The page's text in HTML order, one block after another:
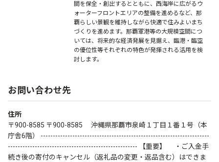
間を保全・創出するとともに、西海岸に広がるウ
ォーターフロントエリアの整備を進めるなど、那
覇らしい景観を維持しながら快適で住みよいまち
づくりを進めます。那覇軍港等の大規模空間につ
いては、将来的な経済発展を見据え、臨港・臨空
の優位性等それぞれの特色が発揮される活用を検
討します。
お問い合わせ先
住所
〒900-8585 〒900-8585 沖縄県那覇市泉崎１丁目１番１号（本
庁舎6階） ---------------------------------------------------------------------
----------------------------------------------------- 【重要】 ・ご入金手
続き後の寄付のキャンセル（返礼品の変更・返品含む）はできま